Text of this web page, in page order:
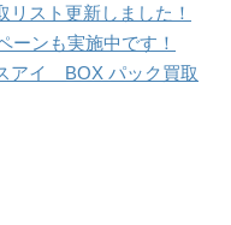
スト更新しました！
ーンも実施中です！
アイ BOX パック買取